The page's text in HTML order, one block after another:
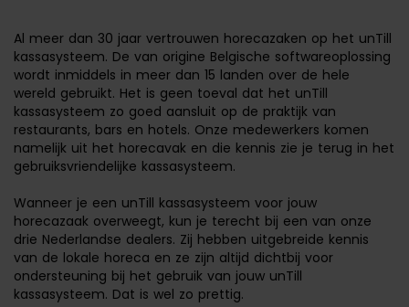
Al meer dan 30 jaar vertrouwen horecazaken op het unTill
kassasysteem. De van origine Belgische softwareoplossing
wordt inmiddels in meer dan 15 landen over de hele
wereld gebruikt. Het is geen toeval dat het unTill
kassasysteem zo goed aansluit op de praktijk van
restaurants, bars en hotels. Onze medewerkers komen
namelijk uit het horecavak en die kennis zie je terug in het
gebruiksvriendelijke kassasysteem.
Wanneer je een unTill kassasysteem voor jouw
horecazaak overweegt, kun je terecht bij een van onze
drie Nederlandse dealers. Zij hebben uitgebreide kennis
van de lokale horeca en ze zijn altijd dichtbij voor
ondersteuning bij het gebruik van jouw unTill
kassasysteem. Dat is wel zo prettig.